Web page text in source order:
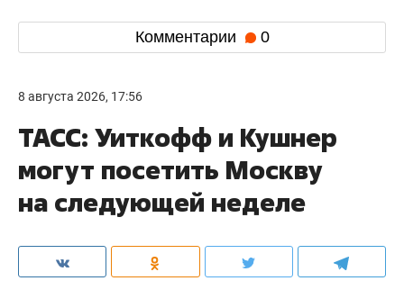
Комментарии 0
8 августа 2026, 17:56
ТАСС: Уиткофф и Кушнер
могут посетить Москву
на следующей неделе